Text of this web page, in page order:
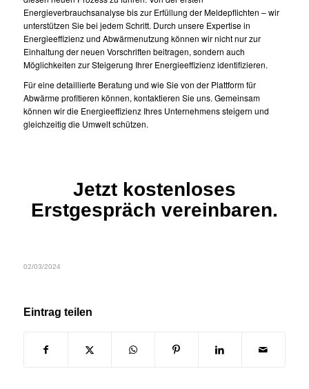
Energieverbrauchsanalyse bis zur Erfüllung der Meldepflichten – wir
unterstützen Sie bei jedem Schritt. Durch unsere Expertise in
Energieeffizienz und Abwärmenutzung können wir nicht nur zur
Einhaltung der neuen Vorschriften beitragen, sondern auch
Möglichkeiten zur Steigerung Ihrer Energieeffizienz identifizieren.
Für eine detaillierte Beratung und wie Sie von der Plattform für
Abwärme profitieren können, kontaktieren Sie uns. Gemeinsam
können wir die Energieeffizienz Ihres Unternehmens steigern und
gleichzeitig die Umwelt schützen.
Jetzt kostenloses
Erstgespräch vereinbaren.
02/03/2024
Eintrag teilen